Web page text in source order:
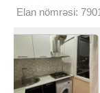
verilir, 52 m²
Elan nömrəsi: